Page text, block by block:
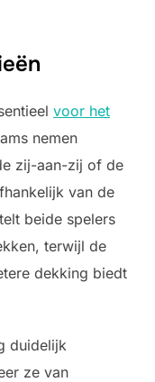
voor het
nemen
zij-aan-zij of de
van de
beide spelers
terwijl de
dekking biedt
duidelijk
ze van